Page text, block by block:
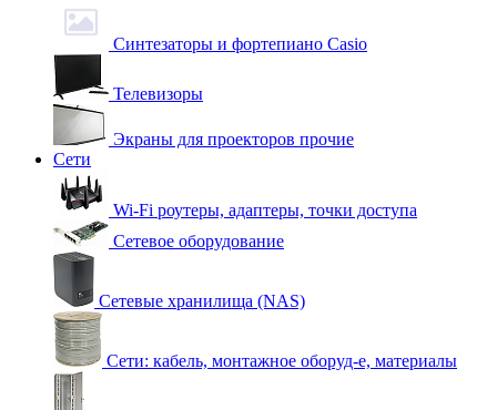
Синтезаторы и фортепиано Casio
Телевизоры
Экраны для проекторов прочие
Сети
Wi-Fi роутеры, адаптеры, точки доступа
Сетевое оборудование
Сетевые хранилища (NAS)
Сети: кабель, монтажное оборуд-е, материалы